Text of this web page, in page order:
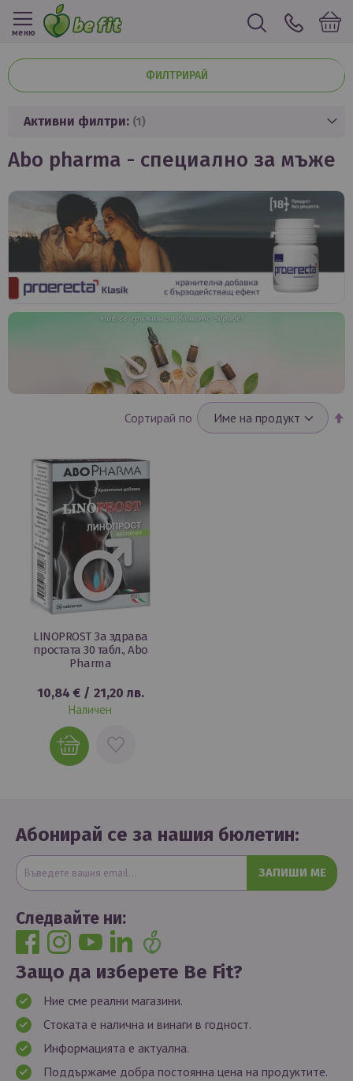
меню
abo pharma - специално за мъже
Сортирай по
LINOPROST За здрава
простата 30 табл., Abo
Pharma
10,84 €/ 21,20 лв.
Наличен
ДОБАВИ
ФИЛТРИРАЙ
Активни филтри:
Абонирай се за нашия бюлетин:
ЗАПИШИ МЕ
Следвайте ни:
Защо да изберете Be Fit?
Ние сме реални магазини.
Стоката е налична и винаги в годност.
Информацията е актуална.
Поддържаме добра постоянна цена на продуктите.